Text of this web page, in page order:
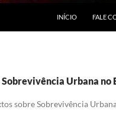
INÍCIO
FALE
Urbana no
sobre Sobrevivência